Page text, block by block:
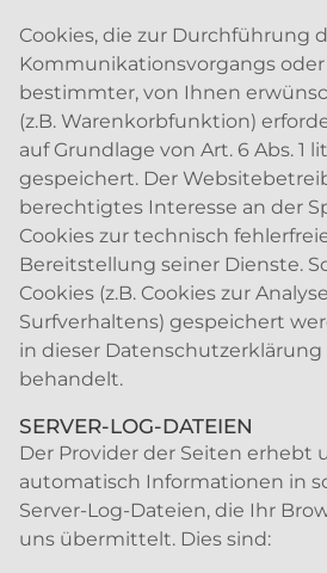
Cookies, die zur Durchführung
Kommunikationsvorgangs
bestimmter, von Ihnen
(z.B. Warenkorbfunktion)
auf Grundlage von Art. 6 Abs. 1
gespeichert. Der
berechtigtes Interesse an der
Cookies zur technisch
Bereitstellung seiner Dienste.
Cookies (z.B. Cookies zur
Surfverhaltens) gespeichert
in dieser
behandelt.
SERVER-LOG-DATEIEN
Der Provider der Seiten erhebt
automatisch Informationen in
Server-Log-Dateien, die Ihr
uns übermittelt. Dies sind: